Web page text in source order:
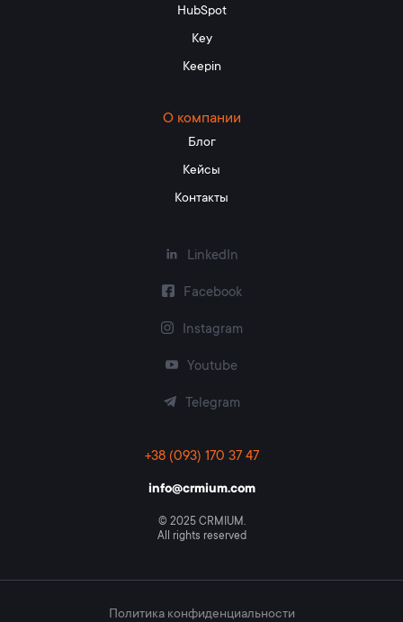
HubSpot
Key
Keepin
О компании
Блог
Кейсы
Контакты
LinkedIn
Facebook
Instagram
Youtube
Telegram
+38 (093) 170 37 47
info@crmium.com
© 2025 CRMIUM.
All rights reserved
Политика конфиденциальности